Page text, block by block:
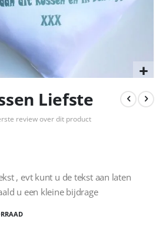
Liefste
review over dit product
, evt kunt u de tekst aan laten
u een kleine bijdrage